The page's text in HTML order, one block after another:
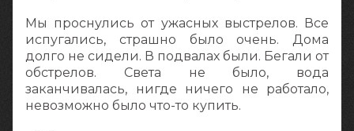
Мы проснулись от ужасных выстрелов. Все
испугались, страшно было очень. Дома
долго не сидели. В подвалах были. Бегали от
обстрелов. Света не было, вода
заканчивалась, нигде ничего не работало,
невозможно было что-то купить.